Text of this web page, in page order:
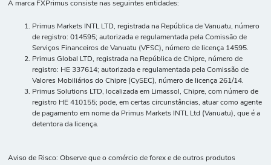
A marca FXPrimus consiste nas seguintes entidades:
Primus Markets INTL LTD, registrada na República de Vanuatu, número
de registro: 014595; autorizada e regulamentada pela Comissão de
Serviços Financeiros de Vanuatu (VFSC), número de licença 14595.
Primus Global LTD, registrada na República de Chipre, número de
registro: HE 337614; autorizada e regulamentada pela Comissão de
Valores Mobiliários do Chipre (CySEC), número de licença 261/14.
Primus Solutions LTD, localizada em Limassol, Chipre, com número de
registro HE 410155; pode, em certas circunstâncias, atuar como agente
de pagamento em nome da Primus Markets INTL Ltd (Vanuatu), que é a
detentora da licença.
Aviso de Risco: Observe que o comércio de forex e de outros produtos